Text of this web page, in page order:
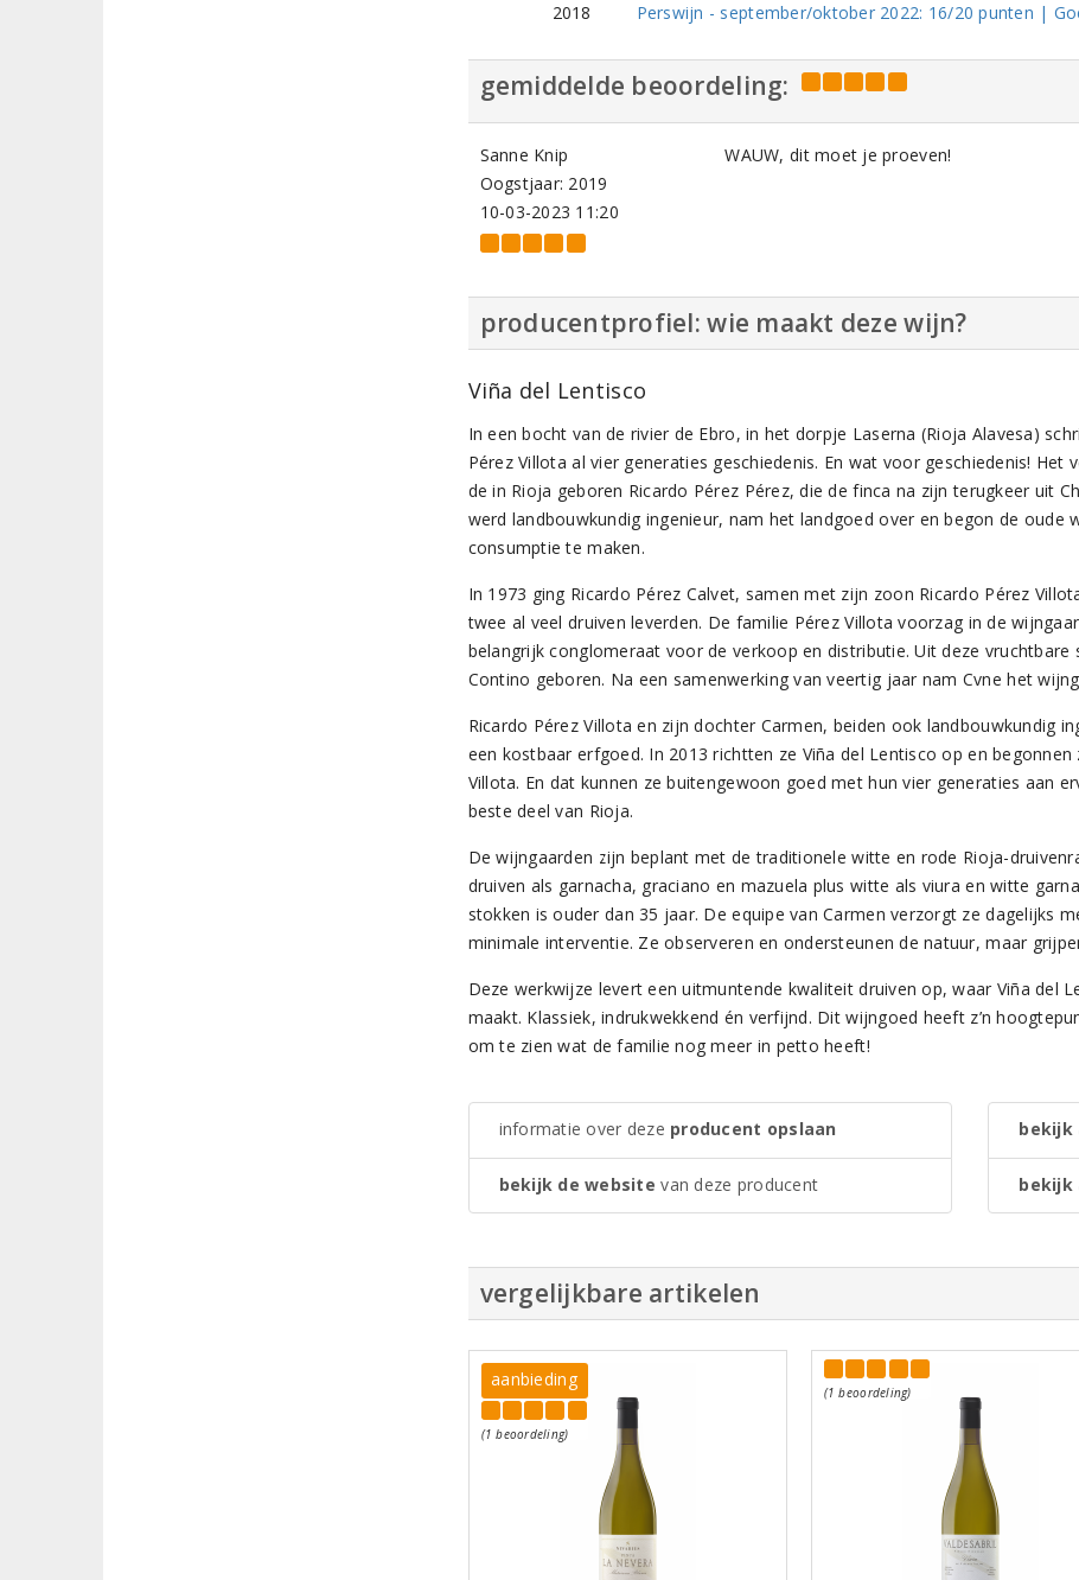
2018
Perswijn - september/oktober 2022: 16/20 punten |
gemiddelde beoordeling:
Sanne Knip
Oogstjaar: 2019
10-03-2023 11:20
WAUW, dit moet je proeven!
producentprofiel: wie maakt deze wijn?
Viña del Lentisco
In een bocht van de rivier de Ebro, in het dorpje Laserna (Rioja Alavesa)
Pérez Villota al vier generaties geschiedenis. En wat voor geschiedenis! Het
de in Rioja geboren Ricardo Pérez Pérez, die de finca na zijn terugkeer uit
werd landbouwkundig ingenieur, nam het landgoed over en begon de oude
consumptie te maken.
In 1973 ging Ricardo Pérez Calvet, samen met zijn zoon Ricardo Pérez
twee al veel druiven leverden. De familie Pérez Villota voorzag in de
belangrijk conglomeraat voor de verkoop en distributie. Uit deze vruchtbare
Contino geboren. Na een samenwerking van veertig jaar nam Cvne het
Ricardo Pérez Villota en zijn dochter Carmen, beiden ook landbouwkundig
een kostbaar erfgoed. In 2013 richtten ze Viña del Lentisco op en
Villota. En dat kunnen ze buitengewoon goed met hun vier generaties aan
beste deel van Rioja.
De wijngaarden zijn beplant met de traditionele witte en rode Rioja-
druiven als garnacha, graciano en mazuela plus witte als viura en witte
stokken is ouder dan 35 jaar. De equipe van Carmen verzorgt ze dagelijks
minimale interventie. Ze observeren en ondersteunen de natuur, maar
Deze werkwijze levert een uitmuntende kwaliteit druiven op, waar Viña del
maakt. Klassiek, indrukwekkend én verfijnd. Dit wijngoed heeft z’n
om te zien wat de familie nog meer in petto heeft!
informatie over deze producent opslaan
bekijk de website van deze producent
bekijk
bekijk
vergelijkbare artikelen
aanbieding
(1 beoordeling)
(1 beoordeling)